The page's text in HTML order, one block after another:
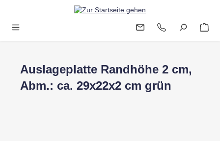
Zum Hauptinhalt springen
Auslageplatte Randhöhe 2 cm,
Abm.: ca. 29x22x2 cm grün